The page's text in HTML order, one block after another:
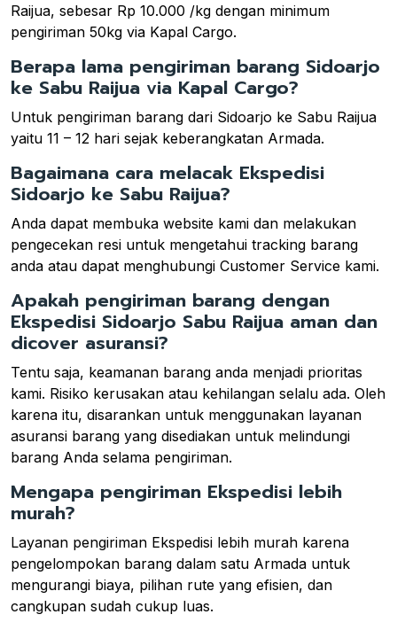
Raijua, sebesar Rp 10.000 /kg dengan minimum
pengiriman 50kg via Kapal Cargo.
Berapa lama pengiriman barang Sidoarjo
ke Sabu Raijua via Kapal Cargo?
Untuk pengiriman barang dari Sidoarjo ke Sabu Raijua
yaitu 11 – 12 hari sejak keberangkatan Armada.
Bagaimana cara melacak Ekspedisi
Sidoarjo ke Sabu Raijua?
Anda dapat membuka website kami dan melakukan
pengecekan resi untuk mengetahui tracking barang
anda atau dapat menghubungi Customer Service kami.
Apakah pengiriman barang dengan
Ekspedisi Sidoarjo Sabu Raijua aman dan
dicover asuransi?
Tentu saja, keamanan barang anda menjadi prioritas
kami. Risiko kerusakan atau kehilangan selalu ada. Oleh
karena itu, disarankan untuk menggunakan layanan
asuransi barang yang disediakan untuk melindungi
barang Anda selama pengiriman.
Mengapa pengiriman Ekspedisi lebih
murah?
Layanan pengiriman Ekspedisi lebih murah karena
pengelompokan barang dalam satu Armada untuk
mengurangi biaya, pilihan rute yang efisien, dan
cangkupan sudah cukup luas.